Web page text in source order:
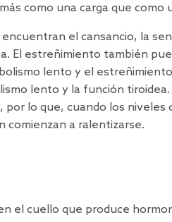
como una carga que como
el cansancio, la
El estreñimiento también
lento y el
lento y la función tiroidea.
lo que, cuando los niveles
comienzan a ralentizarse.
el cuello que produce